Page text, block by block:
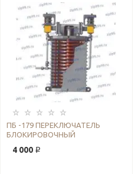
ПБ -179 ПЕРЕКЛЮЧАТЕЛЬ
БЛОКИРОВОЧНЫЙ
4 000 ₽